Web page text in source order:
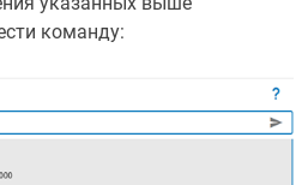
команду: